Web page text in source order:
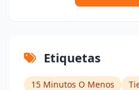
Etiquetas
15 Minutos O Menos